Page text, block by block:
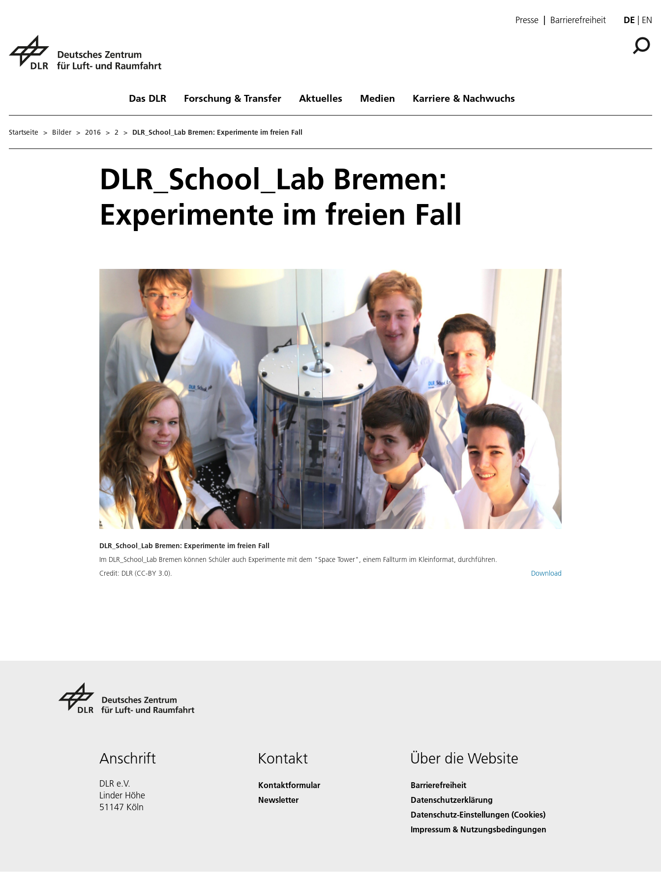
Presse Barrierefreiheit DE EN
Das DLR Forschung & Transfer Aktuelles Medien Karriere & Nachwuchs
Startseite > Bilder > 2016 > 2 > DLR_School_Lab Bremen: Experimente im freien Fall
DLR_School_Lab Bremen:
Experimente im freien Fall
DLR_School_Lab Bremen: Experimente im freien Fall
Im DLR_School_Lab Bremen können Schüler auch Experimente mit dem "Space Tower", einem Fallturm im Kleinformat, durchführen.
Credit: DLR (CC-BY 3.0). Download
Anschrift
DLR e.V.
Linder Höhe
51147 Köln
Kontakt
Kontaktformular
Newsletter
Über die Website
Barrierefreiheit
Datenschutzerklärung
Datenschutz-Einstellungen (Cookies)
Impressum & Nutzungsbedingungen